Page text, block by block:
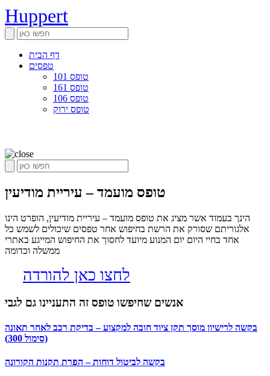
Huppert
דף הבית
טפסים
טופס 101
טופס 161
טופס 106
טופס ירוק
טופס מועמד – עיריית מודיעין
הינך בעמוד אשר מציג את טופס מועמד – עיריית מודיעין, הופרט הינו
אלגוריתם שסורק את הרשת בחיפוש אחר טפסים שיכולים לשמש כל
אחד בחיי היום יום המנוע מיועד לחסוך את החיפוש המייגע באתרי
ממשלה וכדומה
לחצו כאן להורדה
אנשים שחיפשו טופס זה התעניינו גם לגבי
בקשה לרישיון מוסך תקן ציוד חובה למקצוע – בדיקת רכב לאחר תאונה
(סימול 300)
בקשה לביטול דוחות – הפרת תקנות הקורונה